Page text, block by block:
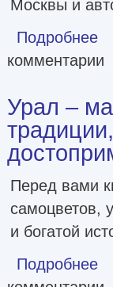
Москвы и
Подробнее о
комментарии
Урал –
Перед вами
самоцветов,
и богатой
Подробнее о